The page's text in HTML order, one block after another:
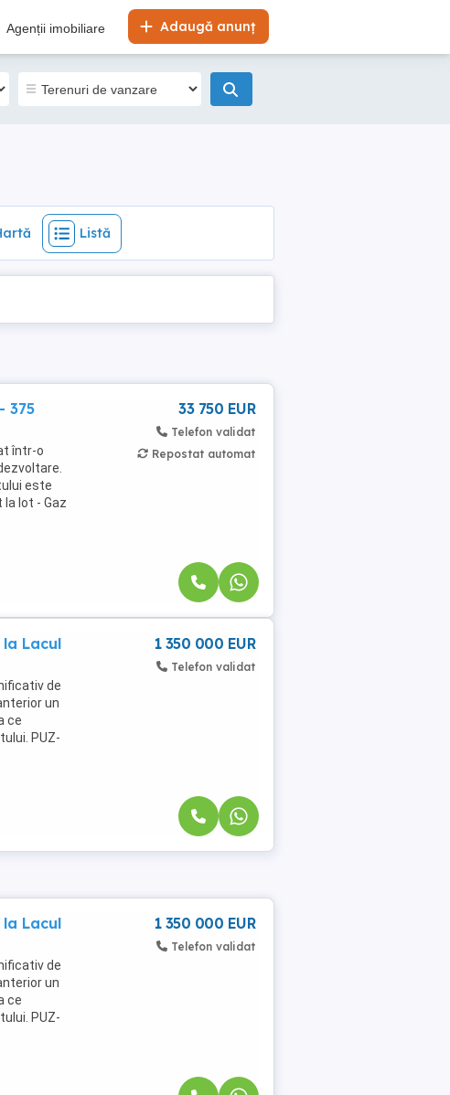
Adaugă anunț
Agenții imobiliare
Listă
Listă
375
într-o
este
lot - Gaz
33 750 EUR
Telefon validat
Repostat automat
Lacul
de
un
ce
PUZ-
1 350 000 EUR
Telefon validat
Lacul
de
un
ce
PUZ-
1 350 000 EUR
Telefon validat